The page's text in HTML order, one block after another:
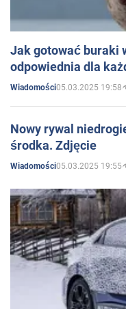
Jak gotować buraki
odpowiednia dla
Wiadomości05.03.2025 19:58
Nowy rywal
środka. Zdjęcie
Wiadomości05.03.2025 19:55